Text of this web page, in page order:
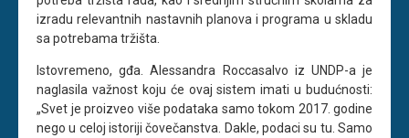
izradu relevantnih nastavnih planova i programa u skladu
sa potrebama tržišta.
Istovremeno, gđa. Alessandra Roccasalvo iz UNDP-a je
naglasila važnost koju će ovaj sistem imati u budućnosti:
„Svet je proizveo više podataka samo tokom 2017. godine
nego u celoj istoriji čovečanstva. Dakle, podaci su tu. Samo